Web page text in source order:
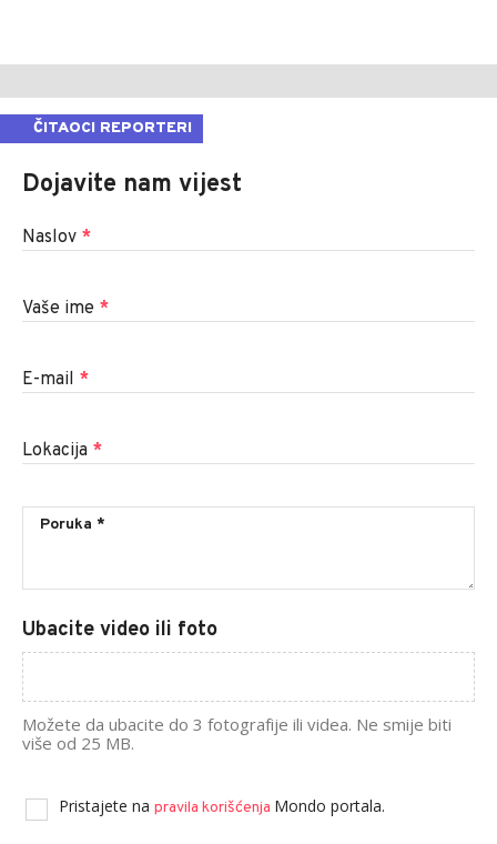
ČITAOCI REPORTERI
Dojavite nam vijest
Naslov *
Vaše ime *
E-mail *
Lokacija *
Ubacite video ili foto
Možete da ubacite do 3 fotografije ili videa. Ne smije biti
više od 25 MB.
Pristajete na pravila korišćenja Mondo portala.